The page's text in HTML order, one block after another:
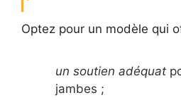
Optez pour un modèle qui
un soutien adéquat
jambes ;